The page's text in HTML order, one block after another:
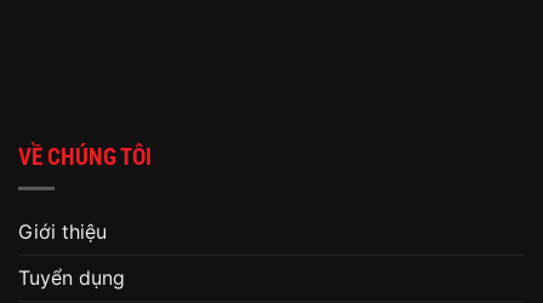
VỀ CHÚNG TÔI
Giới thiệu
Tuyển dụng